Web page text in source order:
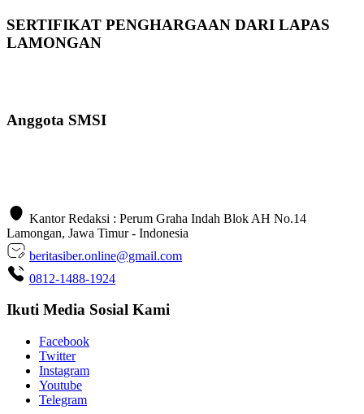
SERTIFIKAT PENGHARGAAN DARI LAPAS
LAMONGAN
Anggota SMSI
Kantor Redaksi : Perum Graha Indah Blok AH No.14
Lamongan, Jawa Timur - Indonesia
beritasiber.online@gmail.com
0812-1488-1924
Ikuti Media Sosial Kami
Facebook
Twitter
Instagram
Youtube
Telegram